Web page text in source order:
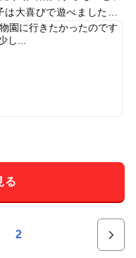
大喜びで遊べました。
ひまた来たいです！
る
2